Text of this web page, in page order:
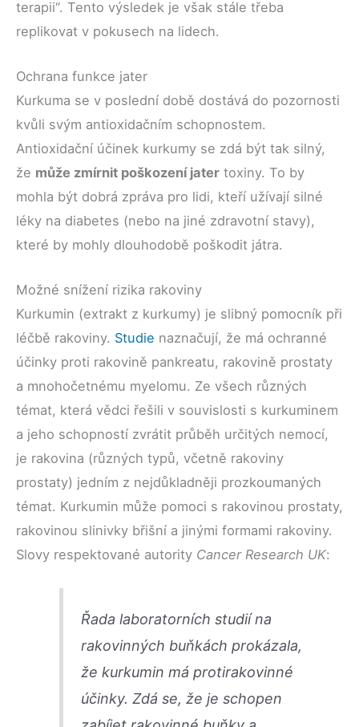
terapii“. Tento výsledek je však stále třeba
replikovat v pokusech na lidech.
Ochrana funkce jater
Kurkuma se v poslední době dostává do pozornosti
kvůli svým antioxidačním schopnostem.
Antioxidační účinek kurkumy se zdá být tak silný,
že může zmírnit poškození jater toxiny. To by
mohla být dobrá zpráva pro lidi, kteří užívají silné
léky na diabetes (nebo na jiné zdravotní stavy),
které by mohly dlouhodobě poškodit játra.
Možné snížení rizika rakoviny
Kurkumin (extrakt z kurkumy) je slibný pomocník při
léčbě rakoviny. Studie naznačují, že má ochranné
účinky proti rakovině pankreatu, rakovině prostaty
a mnohočetnému myelomu. Ze všech různých
témat, která vědci řešili v souvislosti s kurkuminem
a jeho schopností zvrátit průběh určitých nemocí,
je rakovina (různých typů, včetně rakoviny
prostaty) jedním z nejdůkladněji prozkoumaných
témat. Kurkumin může pomoci s rakovinou prostaty,
rakovinou slinivky břišní a jinými formami rakoviny.
Slovy respektované autority Cancer Research UK:
Řada laboratorních studií na
rakovinných buňkách prokázala,
že kurkumin má protirakovinné
účinky. Zdá se, že je schopen